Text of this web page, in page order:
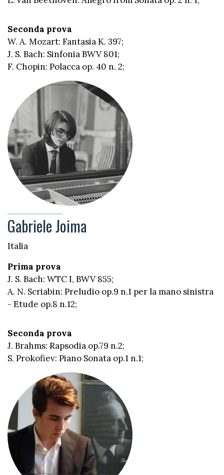
Seconda prova
W. A. Mozart: Fantasia K. 397;
J. S. Bach: Sinfonia BWV 801;
F. Chopin: Polacca op. 40 n. 2;
Gabriele Joima
Italia
Prima prova
J. S. Bach: WTC I, BWV 855;
A. N. Scriabin: Preludio op.9 n.1 per la mano sinistra
- Etude op.8 n.12;
Seconda prova
J. Brahms: Rapsodia op.79 n.2;
S. Prokofiev: Piano Sonata op.1 n.1;